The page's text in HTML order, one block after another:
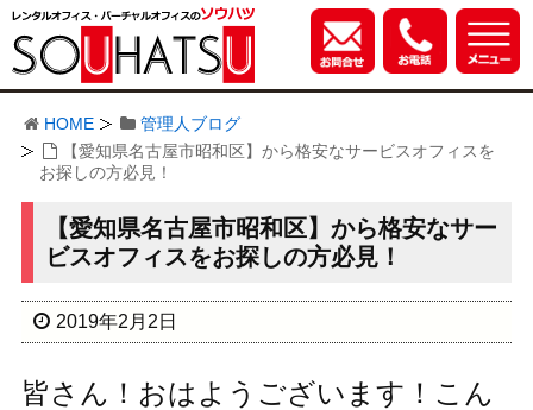
HOME
管理人ブログ
【愛知県名古屋市昭和区】から格安なサービスオフィスを
お探しの方必見！
【愛知県名古屋市昭和区】から格安なサー
ビスオフィスをお探しの方必見！
2019年2月2日
皆さん！おはようございます！こん